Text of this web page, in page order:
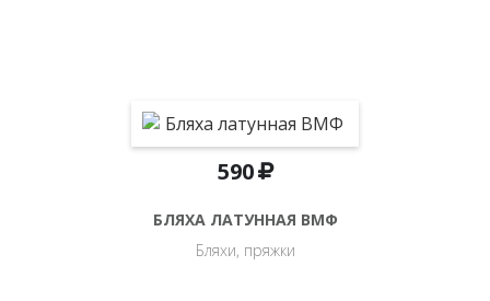
590
БЛЯХА ЛАТУННАЯ ВМФ
Бляхи, пряжки